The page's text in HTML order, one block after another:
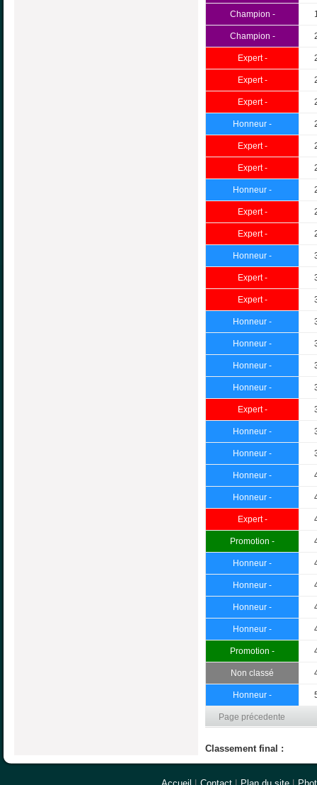
Champion -
Champion -
Expert -
Expert -
Expert -
Honneur -
Expert -
Expert -
Honneur -
Expert -
Expert -
Honneur -
Expert -
Expert -
Honneur -
Honneur -
Honneur -
Honneur -
Expert -
Honneur -
Honneur -
Honneur -
Honneur -
Expert -
Promotion -
Honneur -
Honneur -
Honneur -
Honneur -
Promotion -
Non classé
Honneur -
Page précedente
Classement final :